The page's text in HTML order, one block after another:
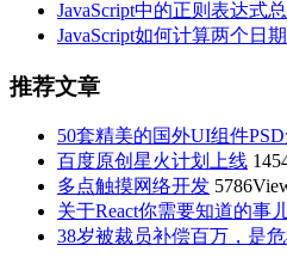
JavaScript中的正则表达式
JavaScript如何计算两个日
推荐文章
50套精美的国外UI组件
百度原创星火计划上线
多点触摸网络开发
关于React你需要知道的事
38岁被裁员补偿百万，是